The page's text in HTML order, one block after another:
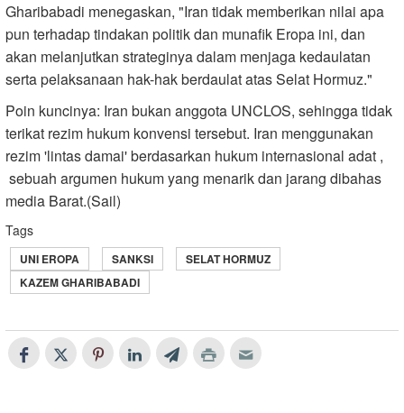
Gharibabadi menegaskan, "Iran tidak memberikan nilai apa
pun terhadap tindakan politik dan munafik Eropa ini, dan
akan melanjutkan strateginya dalam menjaga kedaulatan
serta pelaksanaan hak-hak berdaulat atas Selat Hormuz."
Poin kuncinya: Iran bukan anggota UNCLOS, sehingga tidak
terikat rezim hukum konvensi tersebut. Iran menggunakan
rezim 'lintas damai' berdasarkan hukum internasional adat ,
sebuah argumen hukum yang menarik dan jarang dibahas
media Barat.(Sail)
Tags
UNI EROPA SANKSI
SELAT HORMUZ
KAZEM GHARIBABADI